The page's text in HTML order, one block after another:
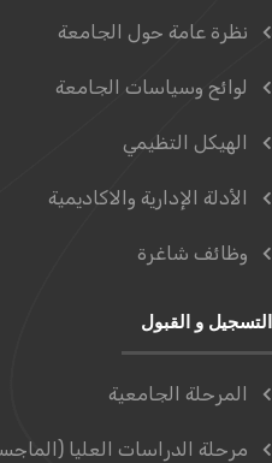
نظرة عامة حول الجامعة
لوائح وسياسات الجامعة
الهيكل التظيمي
الأدلة الإدارية والاكاديمية
وظائف شاغرة
التسجيل و القبول
المرحلة الجامعية
مرحلة الدراسات العليا